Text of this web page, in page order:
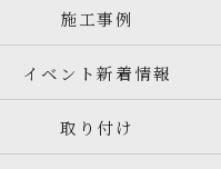
施工事例
イベント新着情報
取り付け